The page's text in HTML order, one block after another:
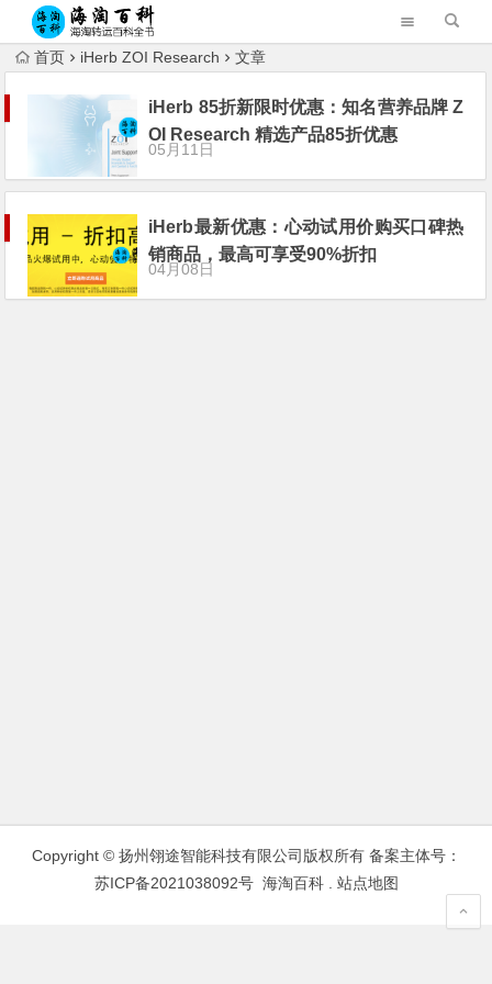
首页 iHerb ZOI Research 文章
iHerb 85折新限时优惠：知名营养品牌 Z
OI Research 精选产品85折优惠
05月11日
iHerb最新优惠：心动试用价购买口碑热
销商品，最高可享受90%折扣
04月08日
Copyright © 扬州翎途智能科技有限公司版权所有 备案主体号：
苏ICP备2021038092号 海淘百科. 站点地图